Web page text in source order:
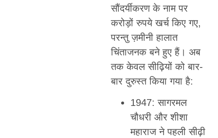
सौंदर्यीकरण के नाम पर
करोड़ों रुपये खर्च किए गए,
परन्तु ज़मीनी हालात
चिंताजनक बने हुए हैं। अब
तक केवल सीढ़ियों को बार-
बार दुरुस्त किया गया है:
1947: सागरमल
चौधरी और शीशा
महाराज ने पहली सीढ़ी